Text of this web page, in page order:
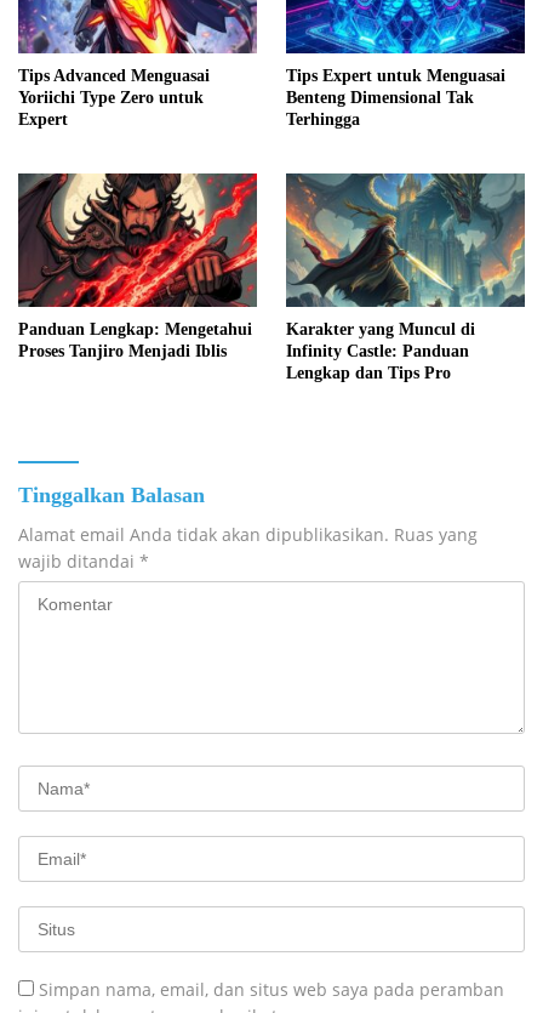
Tips Advanced Menguasai
Yoriichi Type Zero untuk
Expert
Tips Expert untuk Menguasai
Benteng Dimensional Tak
Terhingga
Panduan Lengkap: Mengetahui
Proses Tanjiro Menjadi Iblis
Karakter yang Muncul di
Infinity Castle: Panduan
Lengkap dan Tips Pro
Tinggalkan Balasan
Alamat email Anda tidak akan dipublikasikan. Ruas yang
wajib ditandai *
Simpan nama, email, dan situs web saya pada peramban